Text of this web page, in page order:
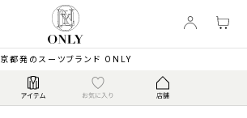
京都発のスーツブランド ONLY